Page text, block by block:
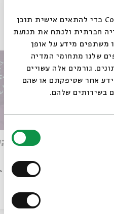
אנחנו משתמשים בקובצי Cookie כדי להתאים אישית תוכן
חברתית ולנתח את תנועת
משתפים מידע על אופן
שלנו מתחומי המדיה
גורמים אלה עשויים
אחר שסיפקתם או שהם
בשירותים שלהם.
בסדרה
שבת
הסכת